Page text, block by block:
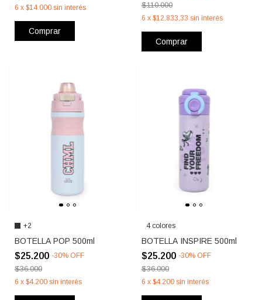
6 x $14.000 sin interés
Comprar
$110.000
6 x $12.833,33 sin interés
Comprar
+2
BOTELLA POP 500ml
$25.200 -30% OFF
$36.000
6 x $4.200 sin interés
4 colores
BOTELLA INSPIRE 500ml
$25.200 -30% OFF
$36.000
6 x $4.200 sin interés